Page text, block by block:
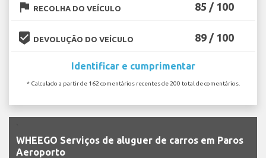
flag RECOLHA DO VEÍCULO 85 / 100
beenhere DEVOLUÇÃO DO VEÍCULO 89 / 100
Identificar e cumprimentar
* Calculado a partir de 162 comentários recentes de 200 total de comentários.
WHEEGO Serviços de aluguer de carros em Paros
Aeroporto